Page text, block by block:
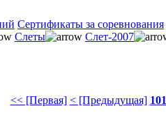
Сертификаты за соревнования
Слеты Слет-2007
<< [Первая] < [Предыдущая] 101